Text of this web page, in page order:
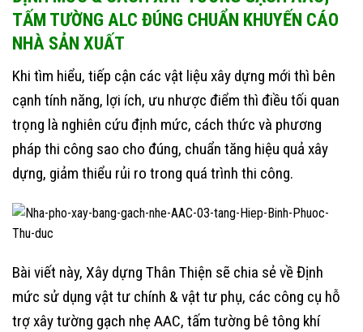
TẤM TƯỜNG ALC ĐÚNG CHUẨN KHUYẾN CÁO
NHÀ SẢN XUẤT
Khi tìm hiểu, tiếp cận các vật liệu xây dựng mới thì bên
cạnh tính năng, lợi ích, ưu nhược điểm thì điều tối quan
trọng là nghiên cứu định mức, cách thức và phương
pháp thi công sao cho đúng, chuẩn tăng hiệu quả xây
dựng, giảm thiểu rủi ro trong quá trình thi công.
Bài viết này, Xây dựng Thân Thiện sẽ chia sẻ về Định
mức sử dụng vật tư chính & vật tư phụ, các công cụ hỗ
trợ xây tường gạch nhẹ AAC, tấm tường bê tông khí